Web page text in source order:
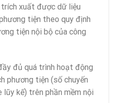
trích xuất được dữ liệu
tiện theo quy định
tiện nội bộ của công
đủ quá trình hoạt động
phương tiện (số chuyến
lũy kế) trên phần mềm nội